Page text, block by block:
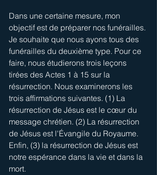
Dans une certaine mesure, mon
objectif est de préparer nos funérailles.
Je souhaite que nous ayons tous des
funérailles du deuxième type. Pour ce
faire, nous étudierons trois leçons
tirées des Actes 1 à 15 sur la
résurrection. Nous examinerons les
trois affirmations suivantes. (1) La
résurrection de Jésus est le cœur du
message chrétien. (2) La résurrection
de Jésus est l'Évangile du Royaume.
Enfin, (3) la résurrection de Jésus est
notre espérance dans la vie et dans la
mort.